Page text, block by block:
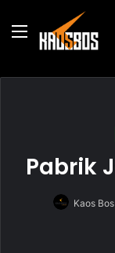
Menu
Pabrik
Kaos